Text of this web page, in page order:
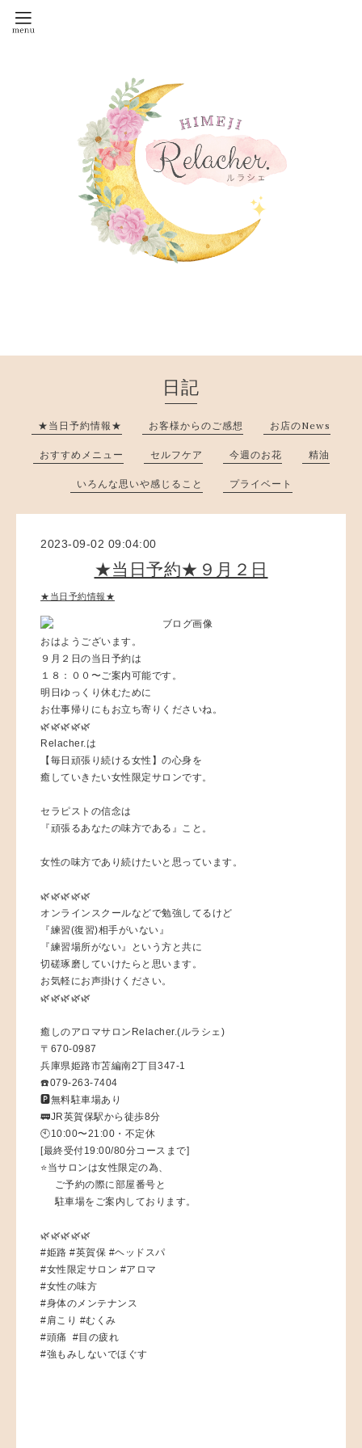
日記
★当日予約情報★ お客様からのご感想 お店のNews
おすすめメニュー セルフケア 今週のお花 精油
いろんな思いや感じること プライベート
2023-09-02 09:04:00
★当日予約★９月２日
★当日予約情報★
おはようございます。
９月２日の当日予約は
１８：００〜ご案内可能です。
明日ゆっくり休むために
お仕事帰りにもお立ち寄りくださいね。
🌿🌿🌿🌿🌿
Relacher.は
【毎日頑張り続ける女性】の心身を
癒していきたい女性限定サロンです。
セラピストの信念は
『頑張るあなたの味方である』こと。
女性の味方であり続けたいと思っています。
🌿🌿🌿🌿🌿
オンラインスクールなどで勉強してるけど
『練習(復習)相手がいない』
『練習場所がない』という方と共に
切磋琢磨していけたらと思います。
お気軽にお声掛けください。
🌿🌿🌿🌿🌿
癒しのアロマサロンRelacher.(ルラシェ)
〒670-0987
兵庫県姫路市苫編南2丁目347-1
☎️079-263-7404
🅿️無料駐車場あり
🚃JR英賀保駅から徒歩8分
🕙10:00〜21:00・不定休
[最終受付19:00/80分コースまで]
⭐️当サロンは女性限定の為、
ご予約の際に部屋番号と
駐車場をご案内しております。
🌿🌿🌿🌿🌿
#姫路 #英賀保 #ヘッドスパ
#女性限定サロン #アロマ
#女性の味方
#身体のメンテナンス
#肩こり #むくみ
#頭痛 #目の疲れ
#強もみしないでほぐす